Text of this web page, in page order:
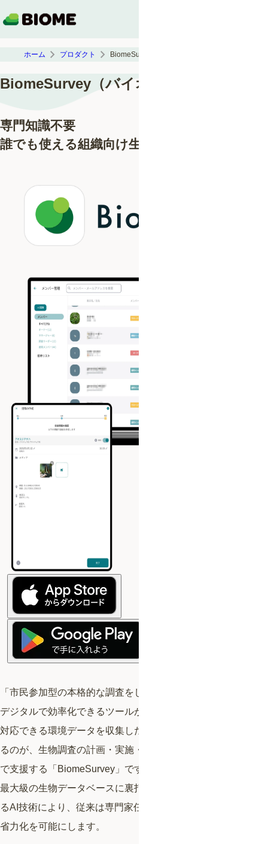
ホーム プロダクト BiomeSurvey（バイオームサーベイ）
BiomeSurvey（バイオームサーベイ）
専門知識不要
誰でも使える組織向け生物調査支援ツール
「市民参加型の本格的な調査をしたい」 「自然緑地の管理を
デジタルで効率化できるツールが欲しい」 「ESGやOECMに
対応できる環境データを収集したい」 こうしたニーズに応え
るのが、生物調査の計画・実施・データ収集・管理を一気通貫
で支援する「BiomeSurvey」です。 直感的な操作性と、国内
最大級の生物データベースに裏打ちされた生物種の同定を支え
るAI技術により、従来は専門家任せだった調査業務の内製化・
省力化を可能にします。